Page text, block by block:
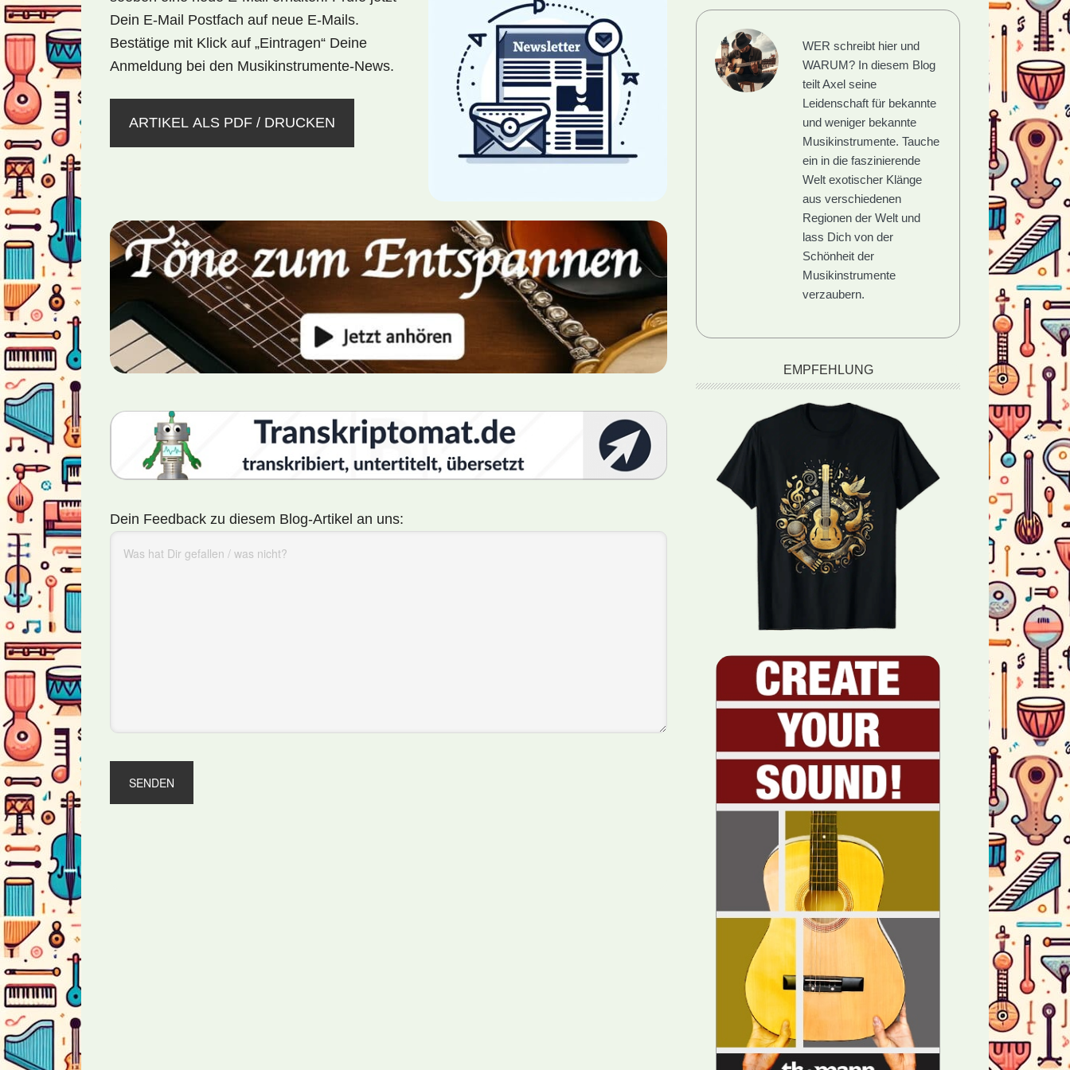
Dein E-Mail Postfach auf neue E-Mails.
Bestätige mit Klick auf „Eintragen“ Deine
Anmeldung bei den Musikinstrumente-News.
ARTIKEL ALS PDF / DRUCKEN
Dein Feedback zu diesem Blog-Artikel an uns:
WER schreibt hier und
WARUM?In diesem Blog
teilt Axel seine
Leidenschaft für bekannte
und weniger bekannte
Musikinstrumente. Tauche
ein in die faszinierende
Welt exotischer Klänge
aus verschiedenen
Regionen der Welt und
lass Dich von der
Schönheit der
Musikinstrumente
verzaubern.
EMPFEHLUNG